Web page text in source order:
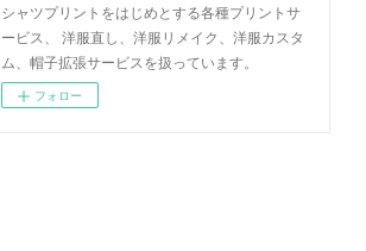
シャツプリントをはじめとする各種プリントサ
ービス、 洋服直し、洋服リメイク、洋服カスタ
ム、帽子拡張サービスを扱っています。
フォロー